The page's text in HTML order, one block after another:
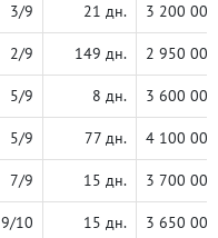
3/9 21 дн. 3 200 000
2/9 149 дн. 2 950 000
5/9 8 дн. 3 600 000
5/9 77 дн. 4 100 000
7/9 15 дн. 3 700 000
9/10 15 дн. 3 650 000